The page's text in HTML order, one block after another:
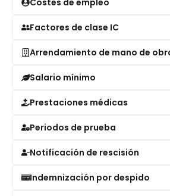
Factores de clase IC
Arrendamiento de mano de
Salario mínimo
Prestaciones médicas
Periodos de prueba
Notificación de rescisión
Indemnización por despido